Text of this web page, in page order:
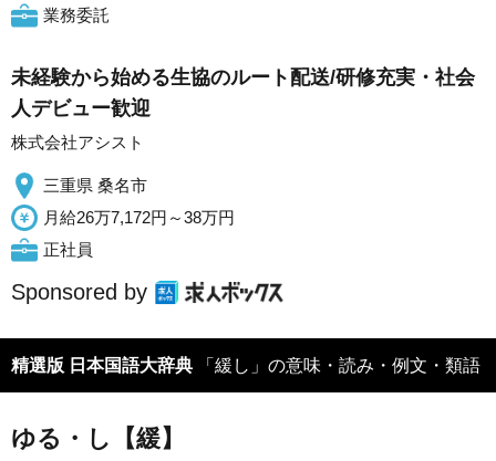
業務委託
未経験から始める生協のルート配送/研修充実・社会
人デビュー歓迎
株式会社アシスト
三重県 桑名市
月給26万7,172円～38万円
正社員
Sponsored by
精選版 日本国語大辞典 「緩し」の意味・読み・例文・類語
ゆる・し【緩】